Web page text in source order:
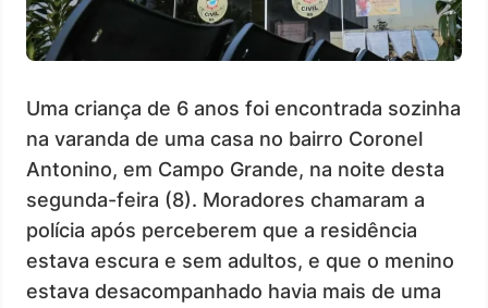
Uma criança de 6 anos foi encontrada sozinha
na varanda de uma casa no bairro Coronel
Antonino, em Campo Grande, na noite desta
segunda-feira (8). Moradores chamaram a
polícia após perceberem que a residência
estava escura e sem adultos, e que o menino
estava desacompanhado havia mais de uma